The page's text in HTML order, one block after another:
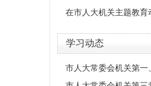
在市人大机关主题教
学习动态
市人大常委会机关第